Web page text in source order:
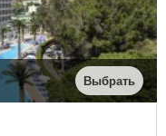
Выбрать